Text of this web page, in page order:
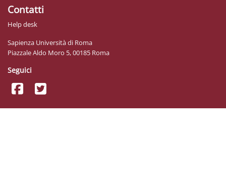
Contatti
Help desk
Sapienza Università di Roma
Piazzale Aldo Moro 5, 00185 Roma
Seguici